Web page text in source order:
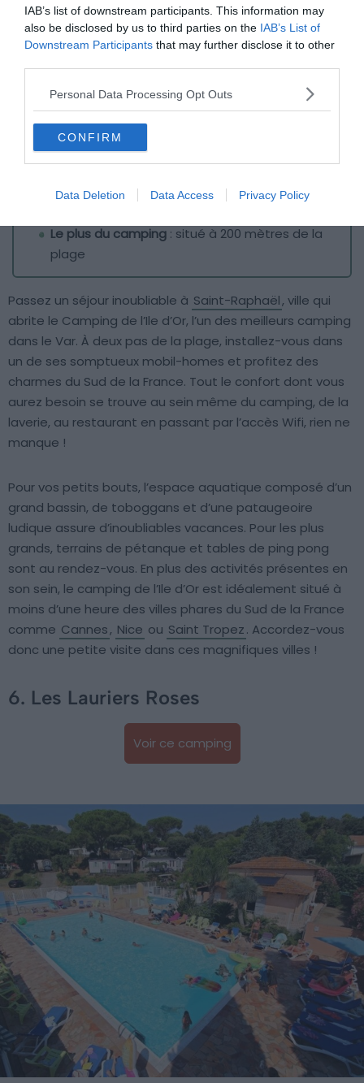
IAB’s list of downstream participants. This information may
also be disclosed by us to third parties on the IAB’s List of
Downstream Participants that may further disclose it to other
Personal Data Processing Opt Outs
CONFIRM
Data Deletion Data Access Privacy Policy
Campings.com
Destination: Saint-Raphaël
: €€€€
Le plus du camping : situé à 200 mètres de la
plage
Passez un séjour inoubliable à Saint-Raphaël, ville qui
abrite le Camping de l’Ile d’Or, l’un des meilleurs camping
dans le Var. À deux pas de la plage, installez-vous dans
un de ses somptueux mobil-homes et profitez des
charmes du Sud de la France. Tout le confort dont vous
aurez besoin se trouve au sein même du camping, de la
laverie, au restaurant en passant par l’accès Wifi, rien ne
manque !
Pour vos petits bouts, l’espace aquatique composé d’un
grand bassin, de toboggans et d’une pataugeoire
ludique assure d’inoubliables vacances. Pour les plus
grands, terrains de pétanque et tables de ping pong
sont au rendez-vous. En plus des activités présentes en
son sein, le camping de l’Ile d’Or est idéalement situé à
moins d’une heure des villes phares du Sud de la France
comme Cannes, Nice ou Saint Tropez. Accordez-vous
donc une petite visite dans ces magnifiques villes !
6. Les Lauriers Roses
Voir ce camping